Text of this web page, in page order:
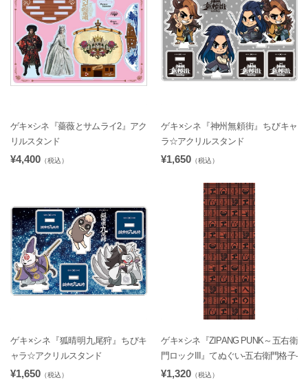
ゲキ×シネ『薔薇とサムライ2』アク
リルスタンド
¥4,400 （税込）
ゲキ×シネ『神州無頼街』ちびキャ
ラ☆アクリルスタンド
¥1,650 （税込）
ゲキ×シネ『狐晴明九尾狩』ちびキ
ャラ☆アクリルスタンド
¥1,650 （税込）
ゲキ×シネ『ZIPANG PUNK～五右衛
門ロックIII』てぬぐい-五右衛門格子-
¥1,320 （税込）